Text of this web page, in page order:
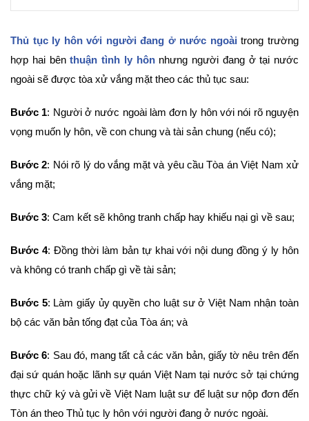
Thủ tục ly hôn với người đang ở nước ngoài trong trường
hợp hai bênthuận tình ly hônnhưng người đang ở tại nước
ngoài sẽ được tòa xử vắng mặt theo các thủ tục sau:
Bước 1: Người ở nước ngoài làm đơn ly hôn với nói rõ nguyện
vọng muốn ly hôn, về con chung và tài sản chung (nếu có);
Bước 2: Nói rõ lý do vắng mặt và yêu cầu Tòa án Việt Nam xử
vắng mặt;
Bước 3: Cam kết sẽ không tranh chấp hay khiếu nại gì về sau;
Bước 4: Đồng thời làm bản tự khai với nội dung đồng ý ly hôn
và không có tranh chấp gì về tài sản;
Bước 5: Làm giấy ủy quyền cho luật sư ở Việt Nam nhận toàn
bộ các văn bản tống đạt của Tòa án; và
Bước 6: Sau đó, mang tất cả các văn bản, giấy tờ nêu trên đến
đại sứ quán hoặc lãnh sự quán Việt Nam tại nước sở tại chứng
thực chữ ký và gửi về Việt Nam luật sư để luật sư nộp đơn đến
Tòn án theo Thủ tục ly hôn với người đang ở nước ngoài.